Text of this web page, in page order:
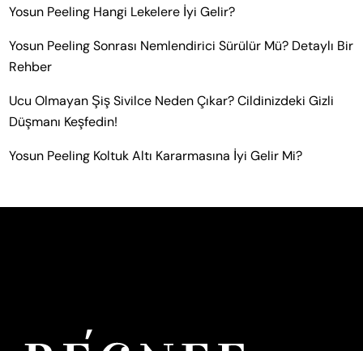
Yosun Peeling Hangi Lekelere İyi Gelir?
Yosun Peeling Sonrası Nemlendirici Sürülür Mü? Detaylı Bir
Rehber
Ucu Olmayan Şiş Sivilce Neden Çıkar? Cildinizdeki Gizli
Düşmanı Keşfedin!
Yosun Peeling Koltuk Altı Kararmasına İyi Gelir Mi?